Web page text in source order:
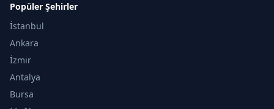
Popüler Şehirler
İstanbul
Ankara
İzmir
Antalya
Bursa